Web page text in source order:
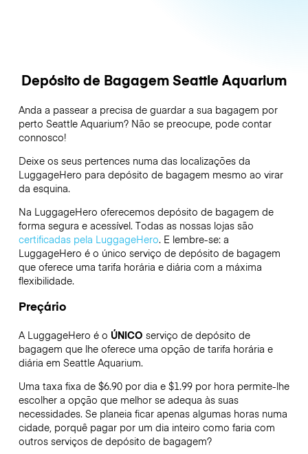
Depósito de Bagagem Seattle Aquarium
Anda a passear a precisa de guardar a sua bagagem por
perto Seattle Aquarium? Não se preocupe, pode contar
connosco!
Deixe os seus pertences numa das localizações da
LuggageHero para depósito de bagagem mesmo ao virar
da esquina.
Na LuggageHero oferecemos depósito de bagagem de
forma segura e acessível. Todas as nossas lojas são
certificadas pela LuggageHero. E lembre-se: a
LuggageHero é o único serviço de depósito de bagagem
que oferece uma tarifa horária e diária com a máxima
flexibilidade.
Preçário
A LuggageHero é o ÚNICO serviço de depósito de
bagagem que lhe oferece uma opção de tarifa horária e
diária em Seattle Aquarium.
Uma taxa fixa de $6.90 por dia e $1.99 por hora permite-lhe
escolher a opção que melhor se adequa às suas
necessidades. Se planeia ficar apenas algumas horas numa
cidade, porquê pagar por um dia inteiro como faria com
outros serviços de depósito de bagagem?